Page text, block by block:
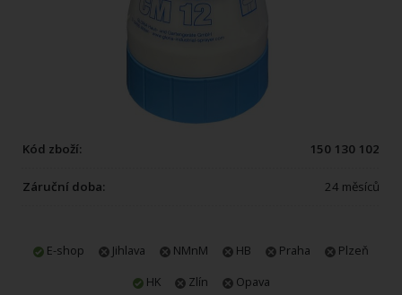
Kód zboží: 150 130 102
Záruční doba: 24 měsíců
E-shop Jihlava NMnM HB Praha
Plzeň
HK
Zlín
Opava